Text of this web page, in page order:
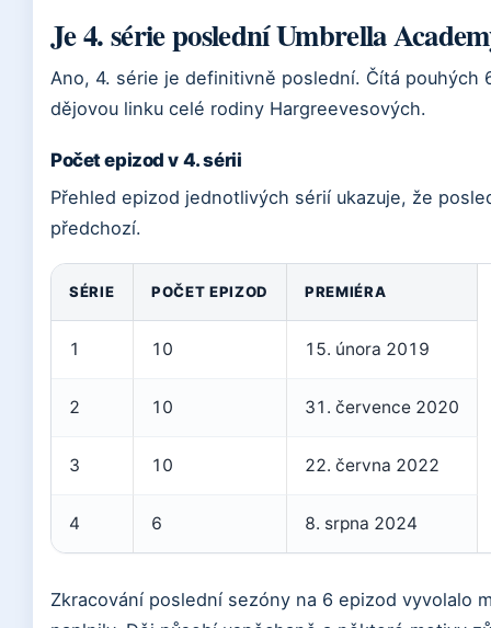
Je 4. série poslední Umbrella
Ano, 4. série je definitivně poslední. Čítá pouhých
dějovou linku celé rodiny Hargreevesových.
Počet epizod v 4. sérii
Přehled epizod jednotlivých sérií ukazuje, že
předchozí.
SÉRIE POČET EPIZOD PREMIÉRA
1 10 15. února 2019
2 10 31. července 2020
3 10 22. června 2022
4 6 8. srpna 2024
Zkracování poslední sezóny na 6 epizod vyvolalo